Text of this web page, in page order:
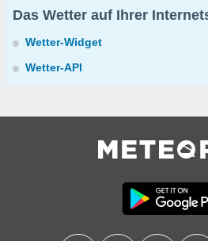
Das Wetter auf Ihrer
Wetter-Widget
Wetter-API